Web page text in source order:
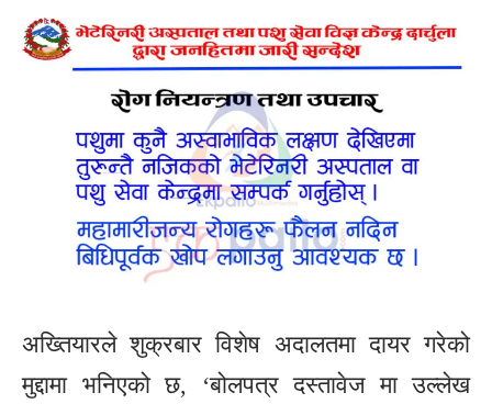
अख्तियारले शुक्रबार विशेष अदालतमा दायर गरेको
मुद्दामा भनिएको छ, ‘बोलपत्र दस्तावेज मा उल्लेख